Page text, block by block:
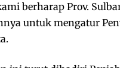
berharap Prov.
untuk mengatur